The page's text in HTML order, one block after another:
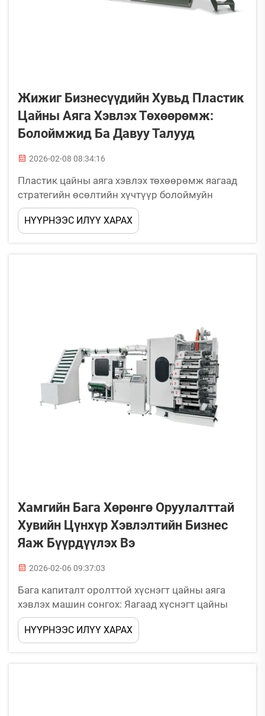
Жижиг Бизнесүүдийн Хувьд Пластик
Цайны Аяга Хэвлэх Төхөөрөмж:
Болоймжид Ба Давуу Талууд
2026-02-08 08:34:16
Пластик цайны аяга хэвлэх төхөөрөмж яагаад
стратегийн өсөлтийн хүчтүүр болоймуйн
бүрдүүлдэг вэ? Гипер-бүсгүйн, брэндтүүр
дархан хэрэглээний ундааны савны хүсэлт
үлэмж өсөж байна. Хүмүүс өнөөдөр өөрсдийн
НҮҮРНЭЭС ИЛҮҮ ХАРАХ
Хамгийн Бага Хөрөнгө Оруулалттай
Хувийн Цүнхүр Хэвлэлтийн Бизнес
Яаж Бүүрдүүлэх Вэ
2026-02-06 09:37:03
Бага капиталт оролттой хүснэгт цайны аяга
хэвлэх машин сонгох: Яагаад хүснэгт цайны
аяга хэвлэх машинууд нь төмөр биш, өндөр
хүчинт хүснэгт цайны аяганд хэвлэхдээ дай-
сублимацийн машинуудаас илүү үр дүнтэй вэ.
НҮҮРНЭЭС ИЛҮҮ ХАРАХ